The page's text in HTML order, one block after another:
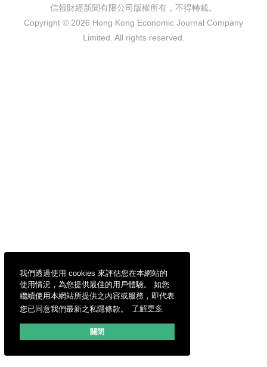
我們透過使用 cookies 來評估您在本網站的
使用情況，為您提供最佳的用戶體驗。 如您
繼續使用本網站所提供之內容或服務，即代表
您已同意我們最新之私隱條款。
了解更多
關閉
信報財經新聞有限公司版權所有，不得轉載。
Copyright © 2026 Hong Kong Economic Journal Company
Limited. All rights reserved.